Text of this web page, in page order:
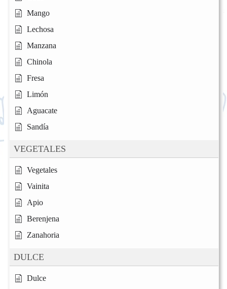
Mango
Lechosa
Manzana
Chinola
Fresa
Limón
Aguacate
Sandía
VEGETALES
Vegetales
Vainita
Apio
Berenjena
Zanahoria
DULCE
Dulce